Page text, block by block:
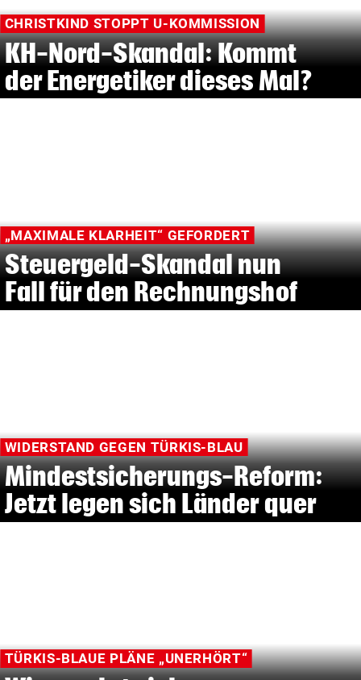
CHRISTKIND STOPPT U-KOMMISSION
KH-Nord-Skandal: Kommt
der Energetiker dieses Mal?
„MAXIMALE KLARHEIT“ GEFORDERT
Steuergeld-Skandal nun
Fall für den Rechnungshof
WIDERSTAND GEGEN TÜRKIS-BLAU
Mindestsicherungs-Reform:
Jetzt legen sich Länder quer
TÜRKIS-BLAUE PLÄNE „UNERHÖRT“